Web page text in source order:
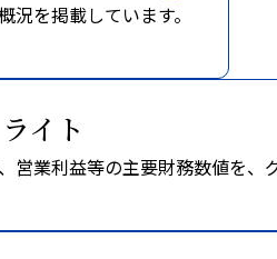
況を掲載しています。
イト
営業利益等の主要財務数値を、